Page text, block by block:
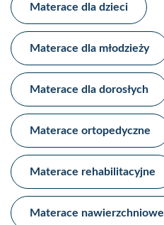
Materace dla dzieci​
Materace dla młodzieży​
Materace dla dorosłych
Materace ortopedyczne​
Materace rehabilitacyjne​
Materace nawierzchniowe​